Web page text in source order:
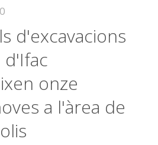
d'excavacions
d'Ifac
onze
a l'àrea de